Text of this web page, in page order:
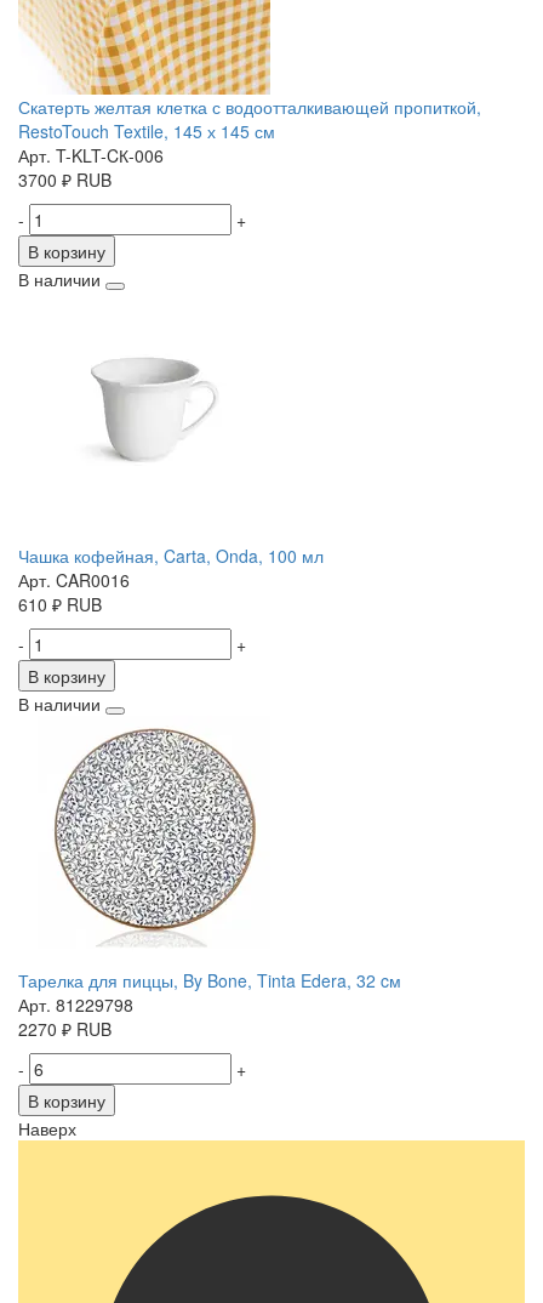
Скатерть желтая клетка с водоотталкивающей пропиткой,
RestoTouch Textile, 145 х 145 см
Арт. T-KLT-CК-006
3700 ₽ RUB
-
+
В корзину
В наличии
Чашка кофейная, Carta, Onda, 100 мл
Арт. CAR0016
610 ₽ RUB
-
+
В корзину
В наличии
Тарелка для пиццы, By Bone, Tinta Edera, 32 cм
Арт. 81229798
2270 ₽ RUB
-
+
В корзину
Наверх